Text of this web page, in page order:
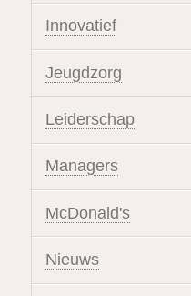
Innovatief
Jeugdzorg
Leiderschap
Managers
McDonald's
Nieuws